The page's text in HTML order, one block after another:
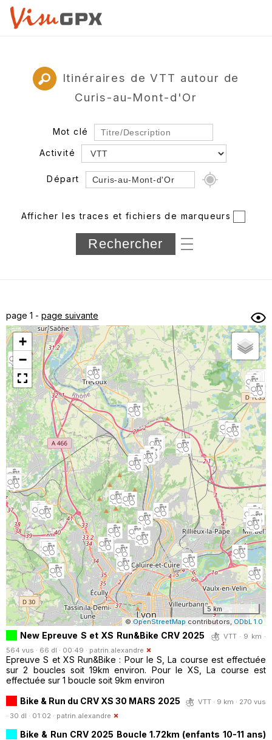
Itinéraires de VTT autour de
Curis-au-Mont-d'Or
Mot clé
Activité
Départ
Département
Longueur min/max
sous-dossiers
Trier par
Horodatage Photos
Afficher les traces et fichiers de marqueurs
page 1 - page suivante
+
−
5 km
©OpenStreetMap contributors, ODbL 1.0
New Epreuve S et XS Run&Bike CRV 2025
VTT · 9 km ·
564 vus · 66 dl · 00:49 · patrin.alexandre
Epreuve S et XS Run&Bike : Pour le S, La course est effectuée
sur 2 boucles soit 19km environ. Pour le XS, La course est
effectuée sur 1 boucle soit 9km environ
Bike & Run du CRV XS 30 MARS 2025
VTT · 9 km · 270 vus
· 30 dl · 01:02 · patrin.alexandre
Bike & Run CRV 2025 Boucle 1.72km (enfants 10-11 ans)